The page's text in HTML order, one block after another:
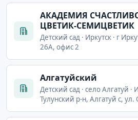
АКАДЕМИЯ
ЦВЕТИК-СЕМИЦВЕТИК
Детский сад · Иркутск · г
26А, офис 2
Алгатуйский
Детский сад · село Алгатуй ·
Тулунский р-н, Алгатуй с,